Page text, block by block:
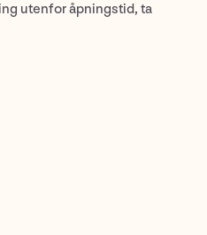
utenfor åpningstid, ta